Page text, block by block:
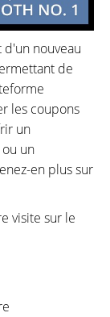
d'un nouveau
de
les coupons
un
un
en plus sur
visite sur le